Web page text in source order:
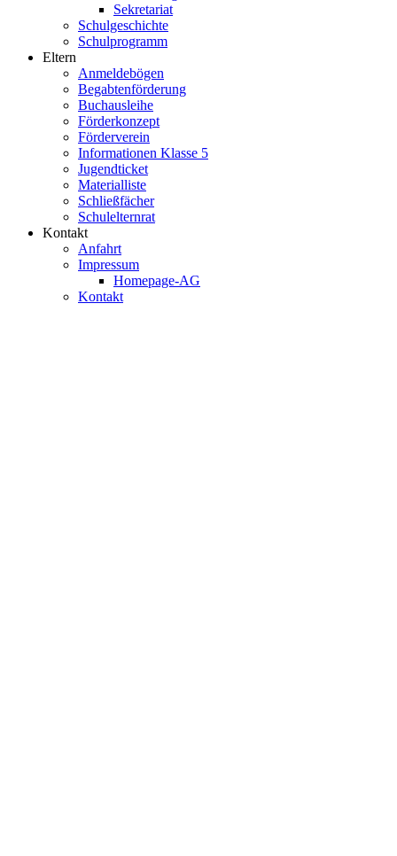
Sekretariat
Schulgeschichte
Schulprogramm
Eltern
Anmeldebögen
Begabtenförderung
Buchausleihe
Förderkonzept
Förderverein
Informationen Klasse 5
Jugendticket
Materialliste
Schließfächer
Schulelternrat
Kontakt
Anfahrt
Impressum
Homepage-AG
Kontakt